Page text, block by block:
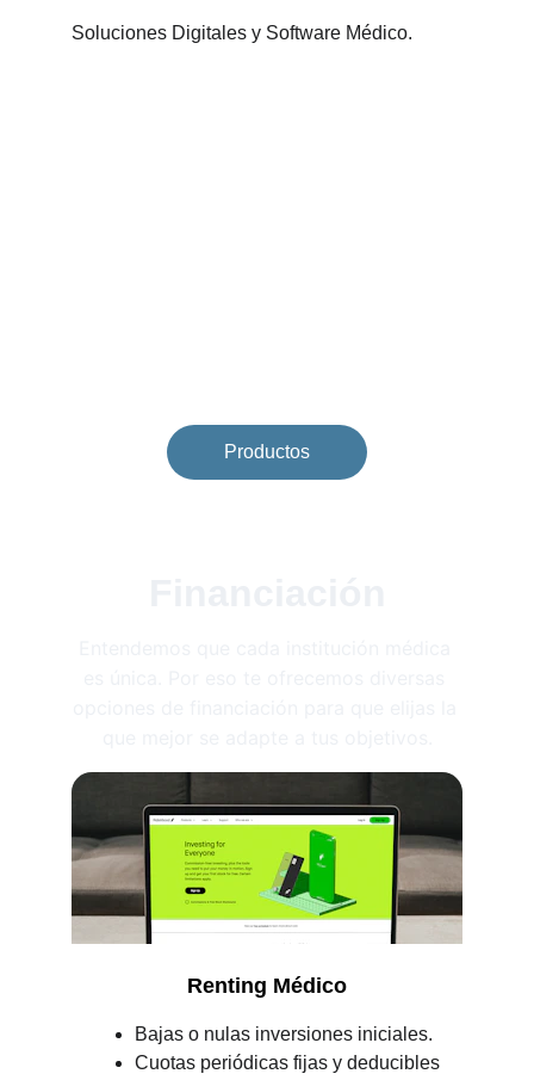
Soluciones Digitales y Software Médico.
Productos
Renting Médico
Bajas o nulas inversiones iniciales.
Cuotas periódicas fijas y deducibles